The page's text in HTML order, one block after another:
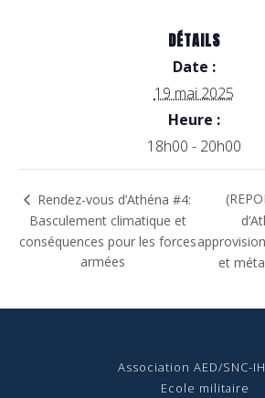
DÉTAILS
Date :
19 mai 2025
Heure :
18h00 - 20h00
Rendez-vous d’Athéna #4:
Basculement climatique et
conséquences pour les forces
armées
et
Association AED/SNC-
Ecole militaire